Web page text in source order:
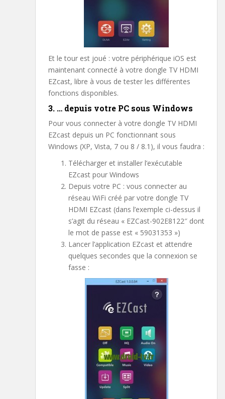
Et le tour est joué : votre périphérique iOS est
maintenant connecté à votre dongle TV HDMI
EZcast, libre à vous de tester les différentes
fonctions disponibles.
3. … depuis votre PC sous Windows
Pour vous connecter à votre dongle TV HDMI
EZcast depuis un PC fonctionnant sous
Windows (XP, Vista, 7 ou 8 / 8.1), il vous faudra :
Télécharger et installer l’exécutable
EZcast pour Windows
Depuis votre PC : vous connecter au
réseau WiFi créé par votre dongle TV
HDMI EZcast (dans l’exemple ci-dessus il
s’agit du réseau « EZCast-902E8122″ dont
le mot de passe est « 59031353 »)
Lancer l’application EZcast et attendre
quelques secondes que la connexion se
fasse :